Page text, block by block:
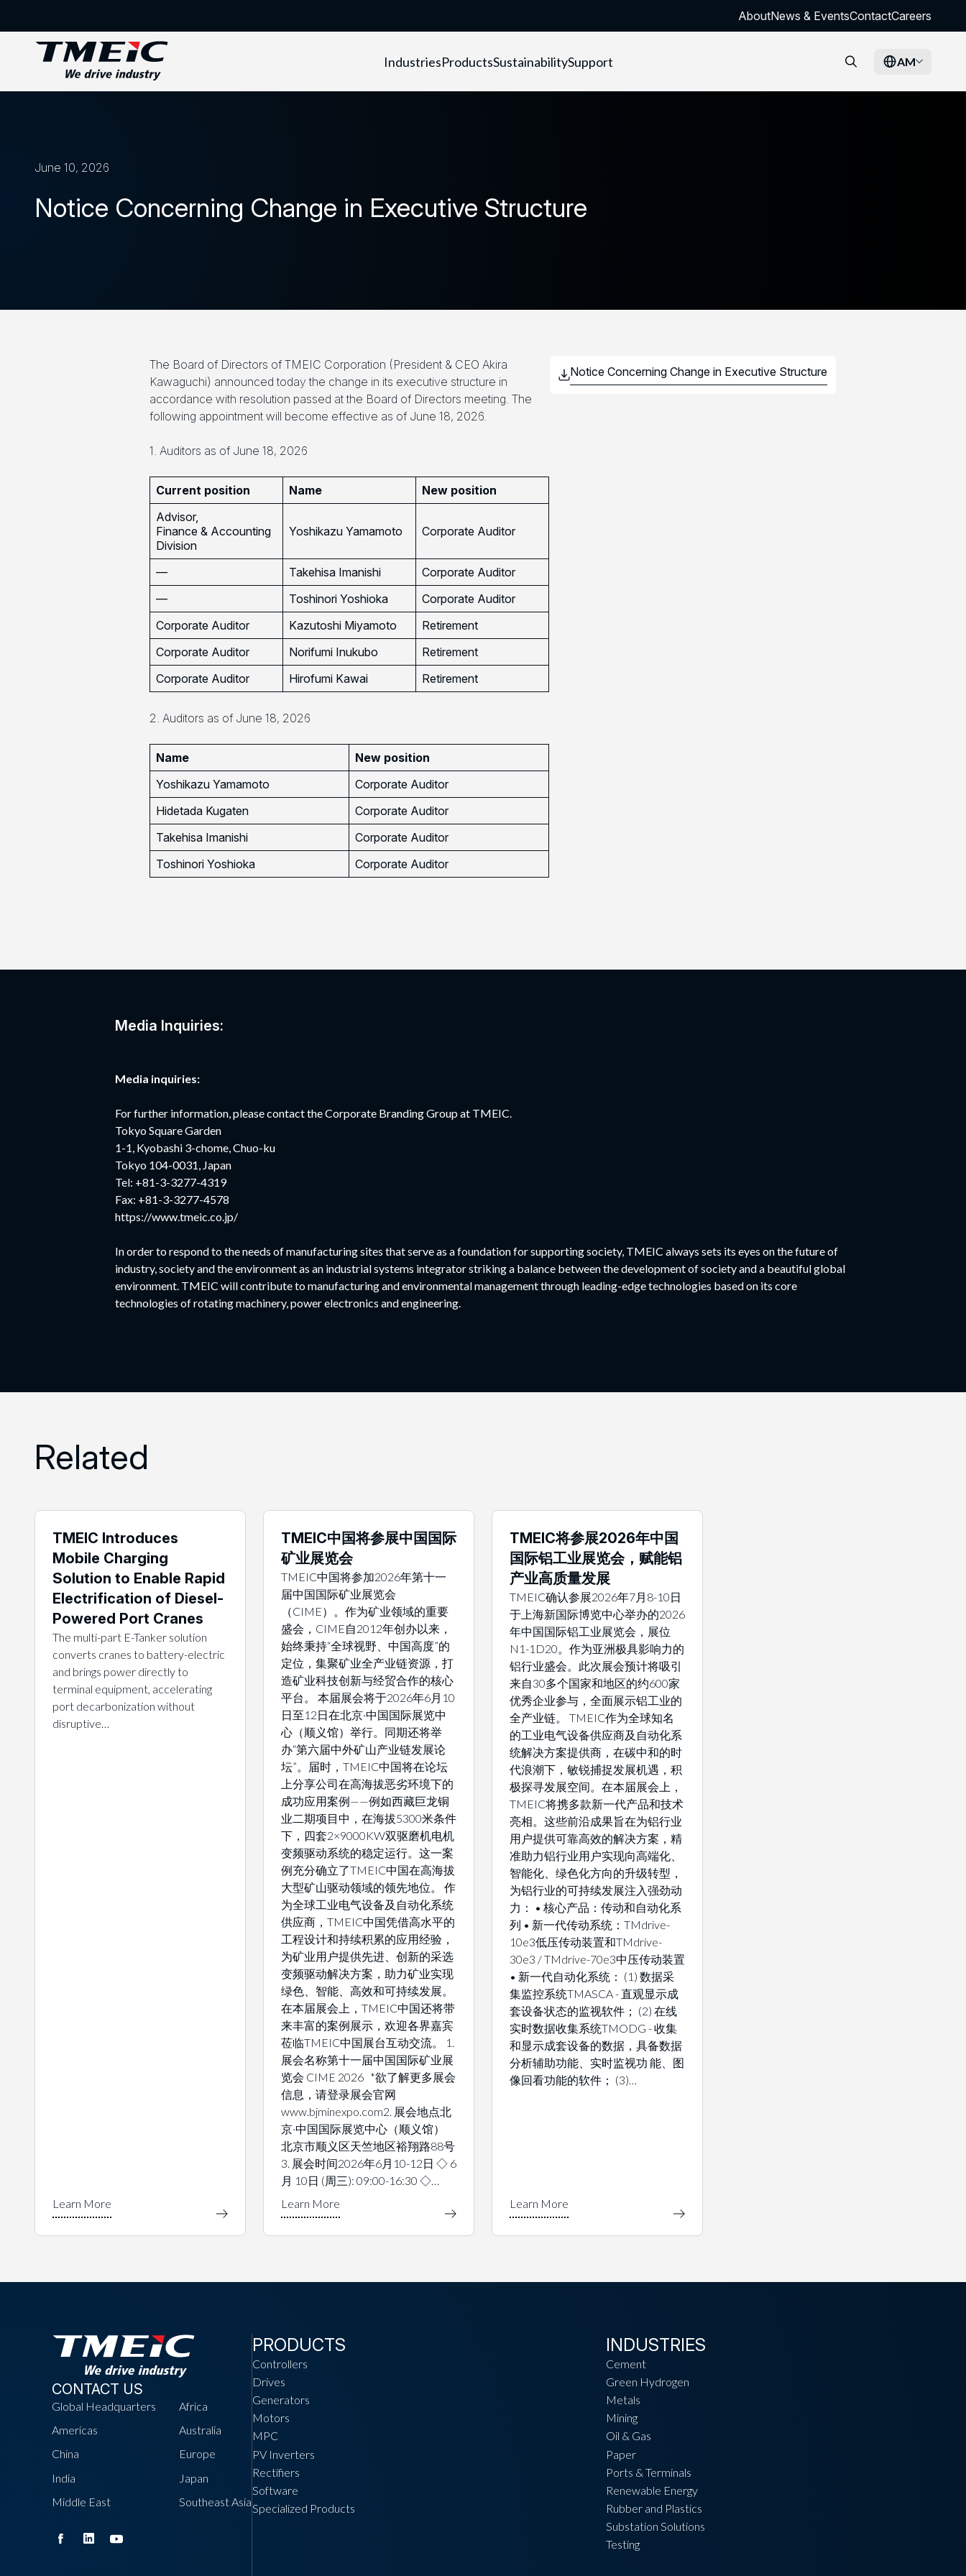
AboutNews & EventsContactCareers
IndustriesProductsSustainabilitySupport AM
June 10, 2026
Notice Concerning Change in Executive Structure
The Board of Directors of TMEIC Corporation (President & CEO Akira
Kawaguchi) announced today the change in its executive structure in
accordance with resolution passed at the Board of Directors meeting. The
following appointment will become effective as of June 18, 2026.
1. Auditors as of June 18, 2026
Current position Name
New position
Advisor,
Finance & Accounting
Division
Yoshikazu Yamamoto Corporate Auditor
— Takehisa Imanishi
Corporate Auditor
—
Toshinori Yoshioka
Corporate Auditor
Corporate Auditor
Kazutoshi Miyamoto
Retirement
Corporate Auditor
Norifumi Inukubo
Retirement
Corporate Auditor
Hirofumi Kawai Retirement
2. Auditors as of June 18, 2026
Name
New position
Yoshikazu Yamamoto
Corporate Auditor
Hidetada Kugaten
Corporate Auditor
Takehisa Imanishi
Corporate Auditor
Toshinori Yoshioka
Corporate Auditor
Media Inquiries:
Media inquiries:
For further information, please contact the Corporate Branding Group at TMEIC.
Tokyo Square Garden
1-1, Kyobashi 3-chome, Chuo-ku
Tokyo 104-0031, Japan
Tel: +81-3-3277-4319
Fax: +81-3-3277-4578
https://www.tmeic.co.jp/
In order to respond to the needs of manufacturing sites that serve as a foundation for supporting society, TMEIC always sets its eyes on the future of
industry, society and the environment as an industrial systems integrator striking a balance between the development of society and a beautiful global
environment. TMEIC will contribute to manufacturing and environmental management through leading-edge technologies based on its core
technologies of rotating machinery, power electronics and engineering.
Related
TMEIC Introduces
Mobile Charging
Solution to Enable Rapid
Electrification of Diesel-
Powered Port Cranes
The multi-part E-Tanker solution
converts cranes to battery-electric
and brings power directly to
terminal equipment, accelerating
port decarbonization without
disruptive…
TMEIC中国将参展中国国际
矿业展览会
TMEIC中国将参加2026年第十一
届中国国际矿业展览会
（CIME）。作为矿业领域的重要
盛会，CIME自2012年创办以来，
始终秉持“全球视野、中国高度”的
定位，集聚矿业全产业链资源，打
造矿业科技创新与经贸合作的核心
平台。 本届展会将于2026年6月10
日至12日在北京·中国国际展览中
心（顺义馆）举行。同期还将举
办“第六届中外矿山产业链发展论
坛”。届时，TMEIC中国将在论坛
上分享公司在高海拔恶劣环境下的
成功应用案例——例如西藏巨龙铜
业二期项目中，在海拔5300米条件
下，四套2×9000KW双驱磨机电机
变频驱动系统的稳定运行。这一案
例充分确立了TMEIC中国在高海拔
大型矿山驱动领域的领先地位。 作
为全球工业电气设备及自动化系统
供应商，TMEIC中国凭借高水平的
工程设计和持续积累的应用经验，
为矿业用户提供先进、创新的采选
变频驱动解决方案，助力矿业实现
绿色、智能、高效和可持续发展。
在本届展会上，TMEIC中国还将带
来丰富的案例展示，欢迎各界嘉宾
莅临TMEIC中国展台互动交流。 1.
展会名称第十一届中国国际矿业展
览会 CIME 2026 *欲了解更多展会
信息，请登录展会官网
www.bjminexpo.com2. 展会地点北
京·中国国际展览中心（顺义馆）
北京市顺义区天竺地区裕翔路88号
3. 展会时间2026年6月10-12日 ◇ 6
月 10日 (周三): 09:00-16:30 ◇…
TMEIC将参展2026年中国
国际铝工业展览会，赋能铝
产业高质量发展
TMEIC确认参展2026年7月8-10日
于上海新国际博览中心举办的2026
年中国国际铝工业展览会，展位
N1-1D20。作为亚洲极具影响力的
铝行业盛会。此次展会预计将吸引
来自30多个国家和地区的约600家
优秀企业参与，全面展示铝工业的
全产业链。 TMEIC作为全球知名
的工业电气设备供应商及自动化系
统解决方案提供商，在碳中和的时
代浪潮下，敏锐捕捉发展机遇，积
极探寻发展空间。在本届展会上，
TMEIC将携多款新一代产品和技术
亮相。这些前沿成果旨在为铝行业
用户提供可靠高效的解决方案，精
准助力铝行业用户实现向高端化、
智能化、绿色化方向的升级转型，
为铝行业的可持续发展注入强劲动
力： • 核心产品：传动和自动化系
列 • 新一代传动系统：TMdrive-
10e3低压传动装置和TMdrive-
30e3 / TMdrive-70e3中压传动装置
• 新一代自动化系统： (1) 数据采
集监控系统TMASCA - 直观显示成
套设备状态的监视软件； (2) 在线
实时数据收集系统TMODG - 收集
和显示成套设备的数据，具备数据
分析辅助功能、实时监视功 能、图
像回看功能的软件； (3)…
CONTACT US
Global Headquarters
Africa
Americas
Australia
China
Europe
India
Japan
Middle East
Southeast Asia
PRODUCTS
Controllers
Drives
Generators
Motors
MPC
PV Inverters
Rectifiers
Software
Specialized Products
INDUSTRIES
Cement
Green Hydrogen
Metals
Mining
Oil & Gas
Paper
Ports & Terminals
Renewable Energy
Rubber and Plastics
Substation Solutions
Testing